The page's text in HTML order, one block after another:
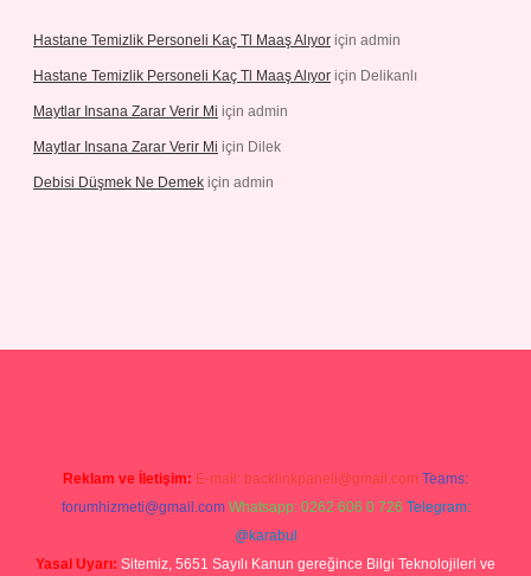
Hastane Temizlik Personeli Kaç Tl Maaş Alıyor için admin
Hastane Temizlik Personeli Kaç Tl Maaş Alıyor için Delikanlı
Maytlar Insana Zarar Verir Mi için admin
Maytlar Insana Zarar Verir Mi için Dilek
Debisi Düşmek Ne Demek için admin
Reklam ve İletişim: E-mail: backlinkpaneli@gmail.com Teams:
forumhizmeti@gmail.com Whatsapp: 0262 606 0 726 Telegram:
@karabul
Yasal Uyarı: Sitemiz, 5651 Sayılı Kanun gereğince Bilgi Teknolojileri ve